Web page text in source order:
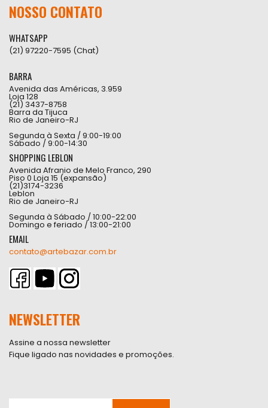
NOSSO CONTATO
WHATSAPP
(21) 97220-7595 (Chat)
BARRA
Avenida das Américas, 3.959
Loja 128
(21) 3437-8758
Barra da Tijuca
Rio de Janeiro-RJ
Segunda à Sexta / 9:00-19:00
Sábado / 9:00-14:30
SHOPPING LEBLON
Avenida Afranio de Melo Franco, 290
Piso 0 Loja 15 (expansão)
(21)3174-3236
Leblon
Rio de Janeiro-RJ
Segunda à Sábado / 10:00-22:00
Domingo e feriado / 13:00-21:00
EMAIL
contato@artebazar.com.br
NEWSLETTER
Assine a nossa newsletter
Fique ligado nas novidades e promoções.